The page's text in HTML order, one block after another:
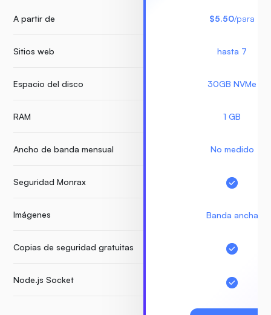
A partir de
Sitios web
Espacio del disco
RAM
Ancho de banda mensual
Seguridad Monrax
Imágenes
Copias de seguridad gratuitas
Node.js Socket
$5.50/para
hasta 7
30GB NVMe
1 GB
No medido
Banda ancha